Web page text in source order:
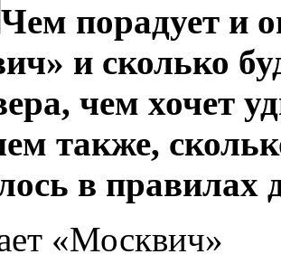
Чем порадует и
и сколько
чем хочет
также,
в правилах
«Москвич»